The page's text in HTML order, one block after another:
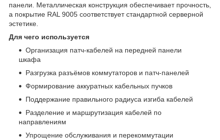
панели. Металлическая конструкция обеспечивает прочность,
а покрытие RAL 9005 соответствует стандартной серверной
эстетике.
Для чего используется
Организация патч‑кабелей на передней панели
шкафа
Разгрузка разъёмов коммутаторов и патч‑панелей
Формирование аккуратных кабельных пучков
Поддержание правильного радиуса изгиба кабелей
Разделение и маршрутизация кабелей по
направлениям
Упрощение обслуживания и перекоммутации